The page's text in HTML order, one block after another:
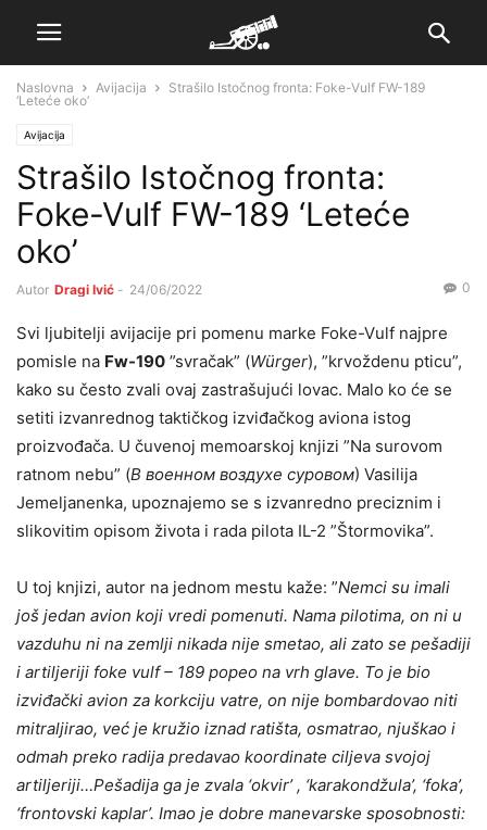
Naslovna Avijacija
Strašilo Istočnog fronta: Foke-Vulf FW-189
‘Leteće oko’
Avijacija
Strašilo Istočnog fronta:
Foke-Vulf FW-189 ‘Leteće
oko’
Autor Dragi Ivić - 24/06/2022 0
Svi ljubitelji avijacije pri pomenu marke Foke-Vulf najpre
pomisle na Fw-190 ”svračak” (Würger), ”krvoždenu pticu”,
kako su često zvali ovaj zastrašujući lovac. Malo ko će se
setiti izvanrednog taktičkog izviđačkog aviona istog
proizvođača. U čuvenoj memoarskoj knjizi ”Na surovom
ratnom nebu” (В военном воздухе суровом) Vasilija
Jemeljanenka, upoznajemo se s izvanredno preciznim i
slikovitim opisom života i rada pilota IL-2 ”Štormovika”.
U toj knjizi, autor na jednom mestu kaže: ”Nemci su imali
još jedan avion koji vredi pomenuti. Nama pilotima, on ni u
vazduhu ni na zemlji nikada nije smetao, ali zato se pešadiji
i artiljeriji foke vulf – 189 popeo na vrh glave. To je bio
izviđački avion za korkciju vatre, on nije bombardovao niti
mitraljirao, već je kružio iznad ratišta, osmatrao, njuškao i
odmah preko radija predavao koordinate ciljeva svojoj
artiljeriji…Pešadija ga je zvala ‘okvir’ , ‘karakondžula’, ‘foka’,
‘frontovski kaplar’. Imao je dobre manevarske sposobnosti: